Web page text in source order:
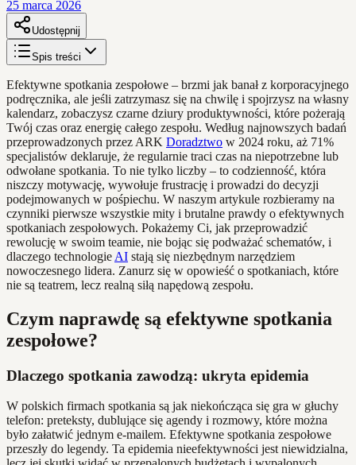
25 marca 2026
Udostępnij
Spis treści
Efektywne spotkania zespołowe – brzmi jak banał z korporacyjnego
podręcznika, ale jeśli zatrzymasz się na chwilę i spojrzysz na własny
kalendarz, zobaczysz czarne dziury produktywności, które pożerają
Twój czas oraz energię całego zespołu. Według najnowszych badań
przeprowadzonych przez ARK Doradztwo w 2024 roku, aż 71%
specjalistów deklaruje, że regularnie traci czas na niepotrzebne lub
odwołane spotkania. To nie tylko liczby – to codzienność, która
niszczy motywację, wywołuje frustrację i prowadzi do decyzji
podejmowanych w pośpiechu. W naszym artykule rozbieramy na
czynniki pierwsze wszystkie mity i brutalne prawdy o efektywnych
spotkaniach zespołowych. Pokażemy Ci, jak przeprowadzić
rewolucję w swoim teamie, nie bojąc się podważać schematów, i
dlaczego technologie AI stają się niezbędnym narzędziem
nowoczesnego lidera. Zanurz się w opowieść o spotkaniach, które
nie są teatrem, lecz realną siłą napędową zespołu.
Czym naprawdę są efektywne spotkania
zespołowe?
Dlaczego spotkania zawodzą: ukryta epidemia
W polskich firmach spotkania są jak niekończąca się gra w głuchy
telefon: preteksty, dublujące się agendy i rozmowy, które można
było załatwić jednym e-mailem. Efektywne spotkania zespołowe
przeszły do legendy. Ta epidemia nieefektywności jest niewidzialna,